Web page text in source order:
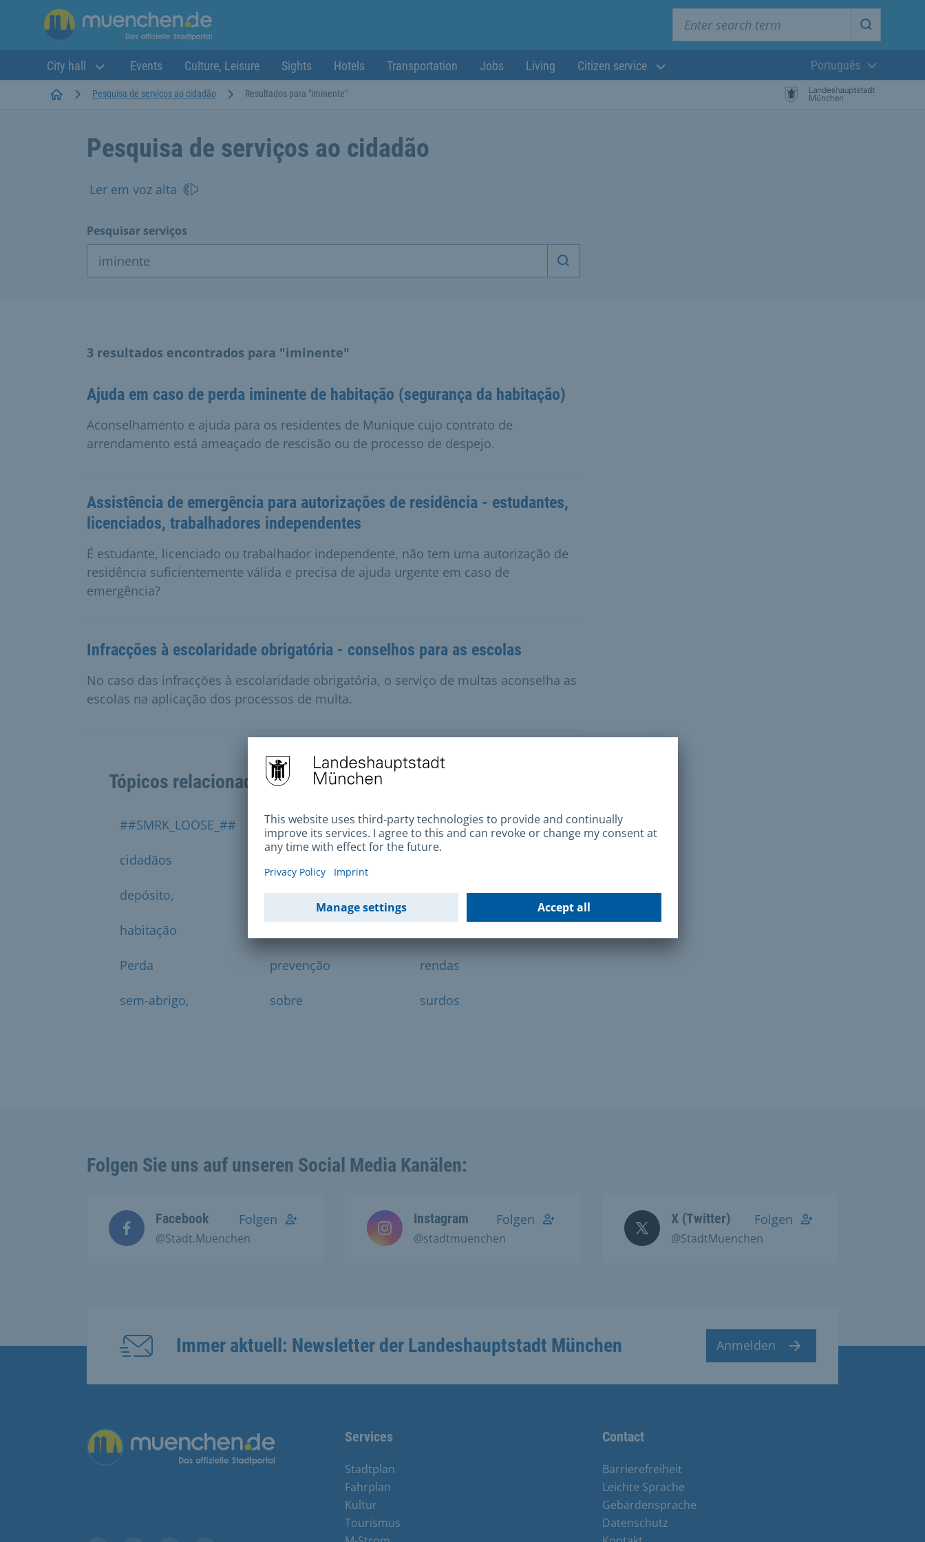
Start
City hall Events Culture, Leisure Sights Hotels Transportation Jobs Living Citizen service
Língua atual:
Português
StartseitePesquisa de serviços ao cidadão Resultados para "iminente"
Pesquisa de serviços ao cidadão
Ler em voz alta
Pesquisar serviços
Iniciar pesquisa
3 resultados encontrados para "iminente"
Ajuda em caso de perda iminente de habitação (segurança da habitação)
Aconselhamento e ajuda para os residentes de Munique cujo contrato de
arrendamento está ameaçado de rescisão ou de processo de despejo.
Assistência de emergência para autorizações de residência - estudantes,
licenciados, trabalhadores independentes
É estudante, licenciado ou trabalhador independente, não tem uma autorização de
residência suficientemente válida e precisa de ajuda urgente em caso de
emergência?
Infracções à escolaridade obrigatória - conselhos para as escolas
No caso das infracções à escolaridade obrigatória, o serviço de multas aconselha as
escolas na aplicação dos processos de multa.
Tópicos relacionados
##SMRK_LOOSE_## ação atraso
cidadãos
depósito, despejo, especializado
habitação
Perda prevenção rendas
sem-abrigo, sobre surdos
Folgen Sie uns auf unseren Social Media Kanälen:
Facebook
@Stadt.Muenchen
Folgen Instagram
@stadtmuenchen
Folgen X (Twitter)
@StadtMuenchen
Folgen
Immer aktuell: Newsletter der Landeshauptstadt München Anmelden
Übergreifende Links Services
Stadtplan
Fahrplan
Kultur
Tourismus
Contact
Barrierefreiheit
Leichte Sprache
Gebärdensprache
Datenschutz